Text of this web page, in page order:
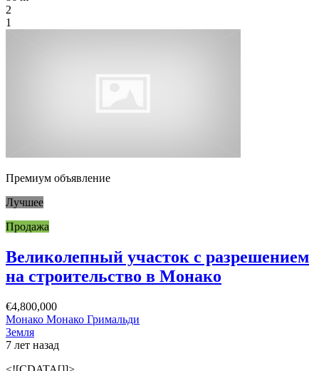
2
1
Премиум объявление
Лучшее
Продажа
Великолепный участок с разрешением
на строительство в Монако
€4,800,000
Монако Монако Гримальди
Земля
7 лет назад